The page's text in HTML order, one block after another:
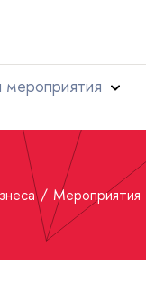
мероприятия
Мероприятия